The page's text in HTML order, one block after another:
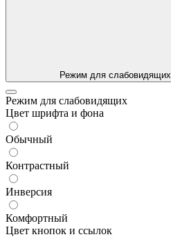
Режим для слабовидящих
Режим для слабовидящих
Цвет шрифта и фона
Обычный
Контрастный
Инверсия
Комфортный
Цвет кнопок и ссылок